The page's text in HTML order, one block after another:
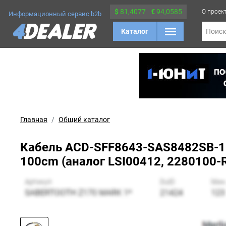
Информационный сервис b2b $ 81,4077 €94,0585
Каталог
О
Поиск
Главная Общий каталог
Кабель ACD-SFF8643-
100cm (аналог LSI00412, 2280100-